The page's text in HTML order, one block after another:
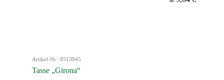
Artikel-Nr.: 0513045
Tasse „Girona“